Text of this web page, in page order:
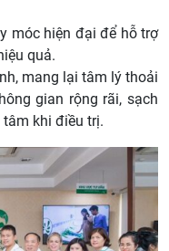
móc hiện đại để hỗ trợ
quả.
mang lại tâm lý thoải
gian rộng rãi, sạch
tâm khi điều trị.